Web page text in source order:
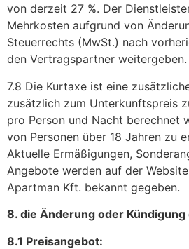
von derzeit 27 %. Der
Mehrkosten aufgrund von
Steuerrechts (MwSt.) nach
den Vertragspartner weitergeben.
7.8 Die Kurtaxe ist eine
zusätzlich zum Unterkunftspreis
pro Person und Nacht berechnet
von Personen über 18 Jahren zu
Aktuelle Ermäßigungen,
Angebote werden auf der
Apartman Kft. bekannt gegeben.
8. die Änderung oder
8.1 Preisangebot: